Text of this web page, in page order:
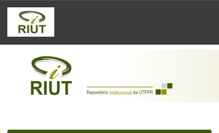
Skip
navigation